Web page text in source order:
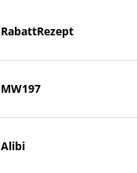
RabattRezept
MW197
Alibi